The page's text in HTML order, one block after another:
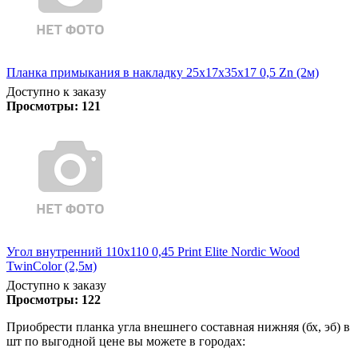
Планка примыкания в накладку 25х17х35х17 0,5 Zn (2м)
Доступно к заказу
Просмотры: 121
Угол внутренний 110х110 0,45 Print Elite Nordic Wood
TwinColor (2,5м)
Доступно к заказу
Просмотры: 122
Приобрести планка угла внешнего составная нижняя (бх, эб) в
шт по выгодной цене вы можете в городах: